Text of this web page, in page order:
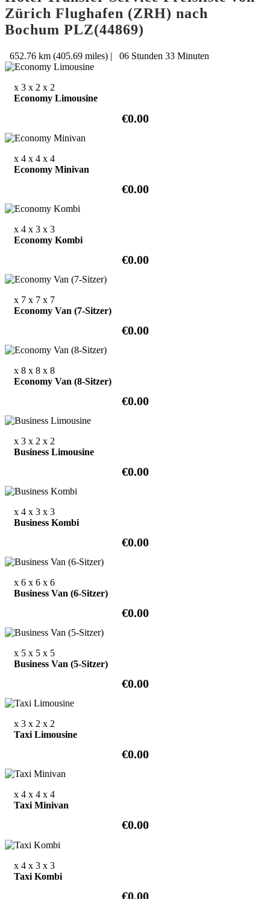
Zürich Flughafen (ZRH) nach
Bochum PLZ(44869)
652.76 km (405.69 miles) 06 Stunden 33 Minuten
x 3 x 2 x 2
Economy Limousine
€0.00
x 4 x 4 x 4
Economy Minivan
€0.00
x 4 x 3 x 3
Economy Kombi
€0.00
x 7 x 7 x 7
Economy Van (7-Sitzer)
€0.00
x 8 x 8 x 8
Economy Van (8-Sitzer)
€0.00
x 3 x 2 x 2
Business Limousine
€0.00
x 4 x 3 x 3
Business Kombi
€0.00
x 6 x 6 x 6
Business Van (6-Sitzer)
€0.00
x 5 x 5 x 5
Business Van (5-Sitzer)
€0.00
x 3 x 2 x 2
Taxi Limousine
€0.00
x 4 x 4 x 4
Taxi Minivan
€0.00
x 4 x 3 x 3
Taxi Kombi
€0.00